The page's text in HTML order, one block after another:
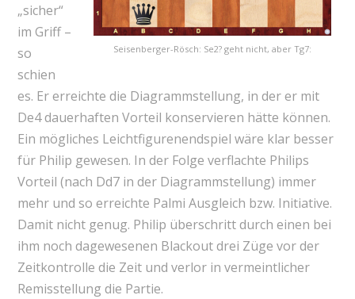
Seisenberger-Rösch: Se2? geht nicht, aber Tg7:
„sicher“
im Griff –
so
schien
es. Er erreichte die Diagrammstellung, in der er mit
De4 dauerhaften Vorteil konservieren hätte können.
Ein mögliches Leichtfigurenendspiel wäre klar besser
für Philip gewesen. In der Folge verflachte Philips
Vorteil (nach Dd7 in der Diagrammstellung) immer
mehr und so erreichte Palmi Ausgleich bzw. Initiative.
Damit nicht genug. Philip überschritt durch einen bei
ihm noch dagewesenen Blackout drei Züge vor der
Zeitkontrolle die Zeit und verlor in vermeintlicher
Remisstellung die Partie.